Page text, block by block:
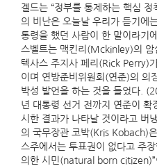
겔드는 “정부를 통제하는 핵심
의 비난은 오늘날 우리가 듣기에
통령을 했던 사람이 한 말이라기
스벨트는 맥킨리(Mckinley)의 암
텍사스 주지사 페리(Rick Perry)
이며 연방준비위원회(연준)의
박성 발언을 하는 것을 들었다.
년 대통령 선거 전까지 연준이 확
시한 결과가 나타날 것이라고 버
의 국무장관 코박(Kris Kobach)
스주에서는 투표권이 없다고 주
의한 시민(natural born citizen)”